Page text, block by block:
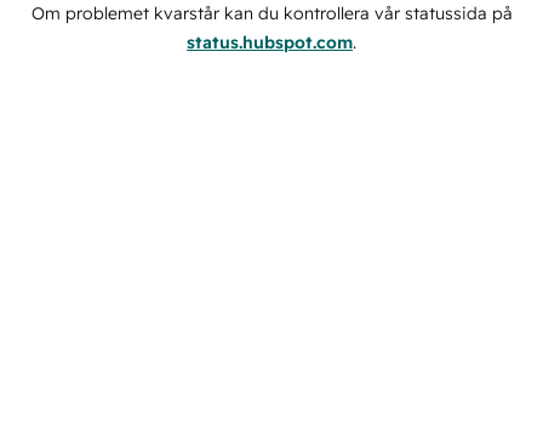
Om problemet kvarstår kan du kontrollera vår statussida på
status.hubspot.com.